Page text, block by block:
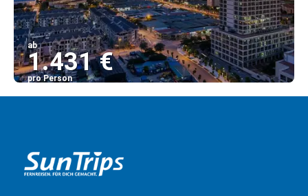
ab
1.431 €
pro Person
Sehen